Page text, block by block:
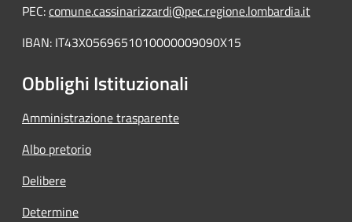
PEC:comune.cassinarizzardi@pec.regione.lombardia.it
IBAN: IT43X0569651010000009090X15
Obblighi Istituzionali
Amministrazione trasparente
Albo pretorio
Delibere
Determine